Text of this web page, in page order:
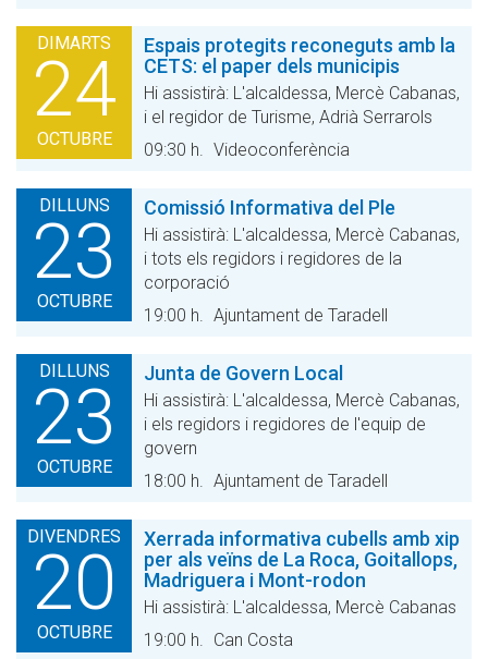
DIMARTS
24
OCTUBRE
Espais protegits reconeguts amb la
CETS: el paper dels municipis
Hi assistirà: L'alcaldessa, Mercè Cabanas,
i el regidor de Turisme, Adrià Serrarols
09:30 h. Videoconferència
DILLUNS
23
OCTUBRE
Comissió Informativa del Ple
Hi assistirà: L'alcaldessa, Mercè Cabanas,
i tots els regidors i regidores de la
corporació
19:00 h. Ajuntament de Taradell
DILLUNS
23
OCTUBRE
Junta de Govern Local
Hi assistirà: L'alcaldessa, Mercè Cabanas,
i els regidors i regidores de l'equip de
govern
18:00 h. Ajuntament de Taradell
DIVENDRES
20
OCTUBRE
Xerrada informativa cubells amb xip
per als veïns de La Roca, Goitallops,
Madriguera i Mont-rodon
Hi assistirà: L'alcaldessa, Mercè Cabanas
19:00 h. Can Costa